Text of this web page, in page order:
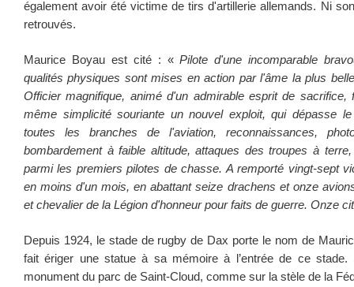
également avoir été victime de tirs d'artillerie allemands. Ni
retrouvés.
Maurice Boyau est cité : «Pilote d'une incomparable
qualités physiques sont mises en action par l'âme la plus
Officier magnifique, animé d'un admirable esprit de
même simplicité souriante un nouvel exploit, qui dépasse
toutes les branches de l'aviation, reconnaissances,
bombardement à faible altitude, attaques des troupes à
parmi les premiers pilotes de chasse. A remporté vingt-sept
en moins d'un mois, en abattant seize drachens et onze
et chevalier de la Légion d'honneur pour faits de guerre. Onze
Depuis 1924, le stade de rugby de Dax porte le nom de
fait ériger une statue à sa mémoire à l’entrée de ce
monument du parc de Saint-Cloud, comme sur la stèle de la